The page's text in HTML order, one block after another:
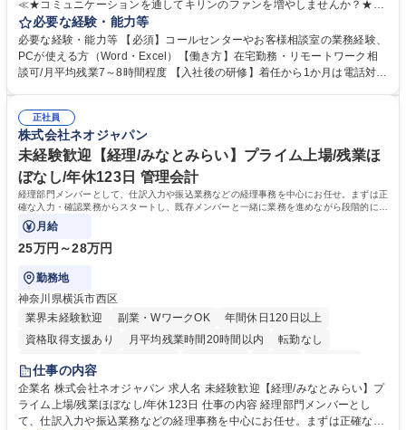
≪★コミュニケーションを通してキリンのファンを増やしませんか？★≫
お客様のお声をより良い商品づくりに活かしていく上で、窓口となるお客
様相談室でのお仕事です。 日々お客様からいただくキリングループへのご
意見を、企業活動に活かしています。お客様からの声に迅速かつ誠意をも
って対応、情報提供するとともにグループ内活動に反映しています。 【具
平均100件前後■メール・手紙：同上40件前後 募集職種 中野本社【お客様
相談室】お客様のお声をもとにより良い商品づくりへ貢献
必要な経験・能力等
必要な経験・能力等 【必須】コールセンターやお客様相談室の業務経験、
PCが使える方（Word・Excel）【働き方】在宅勤務・リモートワーク相
談可/月平均残業7～8時間程度 【入社後の研修】着任から1か月は電話対応
すのでご安心ください。 【当社について】キリングループの広報機能を担
う会社として、お客様との出会いを大切にし、磨き上げたホスピタリティ
を込めてコミュニケーションをとりながら広報関連業務を行っておりま
す。 学歴・資格 学歴：大学院 大学 高専 短大 専修学校 高校 語学力： 資
格：
正社員
株式会社ネオジャパン
未経験歓迎【経理/みなとみらい】プライム上場/残業ほ
ぼなし/年休123日 管理会計
経理部門メンバーとして、仕訳入力や振込業務などの経理事務を中心にお任せ。まずは正
確な入力・確認業務からスタートし、既存メンバーと一緒に業務を進めながら段階的に経
理知識を身につけていただきます。
月給
25万円～28万円
勤務地
神奈川県横浜市西区
業界未経験歓迎
副業・WワークOK
年間休日120日以上
資格取得支援あり
月平均残業時間20時間以内
転勤なし
未経験者歓迎
完全週休2日制
交通費支給 駅近5分以内 土日祝休み
服装自由
寮・社宅あり
仕事の内容
企業名 株式会社ネオジャパン 求人名 未経験歓迎【経理/みなとみらい】プ
ライム上場/残業ほぼなし/年休123日 仕事の内容 経理部門メンバーとし
て、仕訳入力や振込業務などの経理事務を中心にお任せ。まずは正確な入